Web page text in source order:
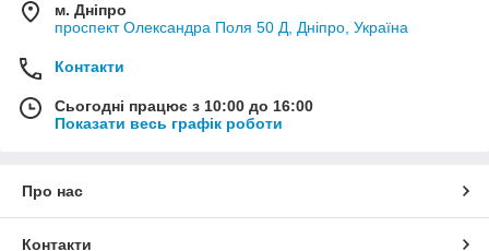
м. Дніпро
проспект Олександра Поля 50 Д, Дніпро, Україна
Контакти
Сьогодні працює з 10:00 до 16:00
Показати весь графік роботи
Про нас
Контакти